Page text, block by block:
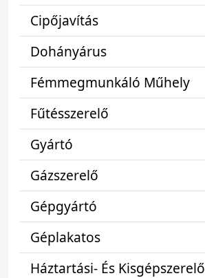
Cipőjavítás
Dohányárus
Fémmegmunkáló Műhely
Fűtésszerelő
Gyártó
Gázszerelő
Gépgyártó
Géplakatos
Háztartási- És Kisgépszerelő